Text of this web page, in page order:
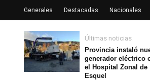
Últimas noticias
Provincia instaló
generador eléctrico
el Hospital Zonal de
Esquel
Generales Destacadas Nacionales